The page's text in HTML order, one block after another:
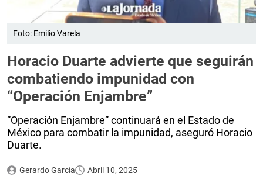
Foto: Emilio Varela
Horacio Duarte advierte que seguirán
combatiendo impunidad con
“Operación Enjambre”
“Operación Enjambre” continuará en el Estado de
México para combatir la impunidad, aseguró Horacio
Duarte.
Gerardo García Abril 10, 2025